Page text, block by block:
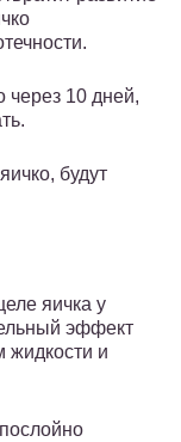
через 10 дней,
будут
яичка у
эффект
жидкости и